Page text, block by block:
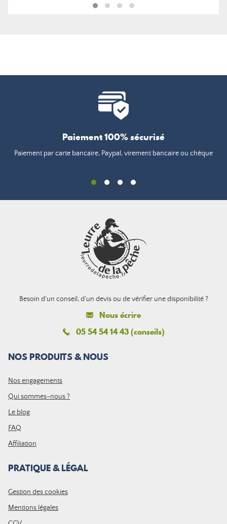
Paiement 100% sécurisé
Paiement par carte bancaire, Paypal, virement bancaire ou chèque
Besoin d'un conseil, d'un devis ou de vérifier une disponibilité ?
Nous écrire
05 54 54 14 43 (conseils)
NOS PRODUITS & NOUS
Nos engagements
Qui sommes-nous ?
Le blog
FAQ
Affiliation
PRATIQUE & LÉGAL
Gestion des cookies
Mentions légales